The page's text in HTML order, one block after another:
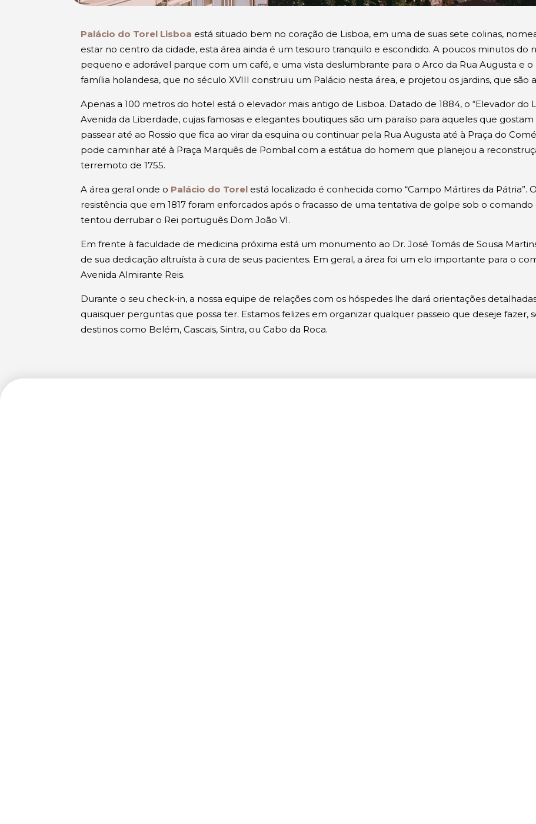
Palácio do Torel Lisboa está situado bem no coração de Lisboa, em uma de suas sete colinas,
estar no centro da cidade, esta área ainda é um tesouro tranquilo e escondido. A poucos minutos do
pequeno e adorável parque com um café, e uma vista deslumbrante para o Arco da Rua Augusta e o
família holandesa, que no século XVIII construiu um Palácio nesta área, e projetou os jardins, que são
Apenas a 100 metros do hotel está o elevador mais antigo de Lisboa. Datado de 1884, o “Elevador do
Avenida da Liberdade, cujas famosas e elegantes boutiques são um paraíso para aqueles que
passear até ao Rossio que fica ao virar da esquina ou continuar pela Rua Augusta até à Praça do
pode caminhar até à Praça Marquês de Pombal com a estátua do homem que planejou a
terremoto de 1755.
A área geral onde o Palácio do Torel está localizado é conhecida como “Campo Mártires da
resistência que em 1817 foram enforcados após o fracasso de uma tentativa de golpe sob o
tentou derrubar o Rei português Dom João VI.
Em frente à faculdade de medicina próxima está um monumento ao Dr. José Tomás de Sousa
de sua dedicação altruísta à cura de seus pacientes. Em geral, a área foi um elo importante para o
Avenida Almirante Reis.
Durante o seu check-in, a nossa equipe de relações com os hóspedes lhe dará orientações
quaisquer perguntas que possa ter. Estamos felizes em organizar qualquer passeio que deseje fazer,
destinos como Belém, Cascais, Sintra, ou Cabo da Roca.